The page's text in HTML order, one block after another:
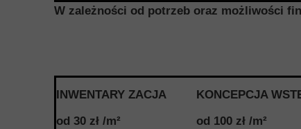
W zależności od potrzeb oraz możliwości
INWENTARY ZACJA KONCEPCJA
od 30 zł /m² od 100 zł /m²